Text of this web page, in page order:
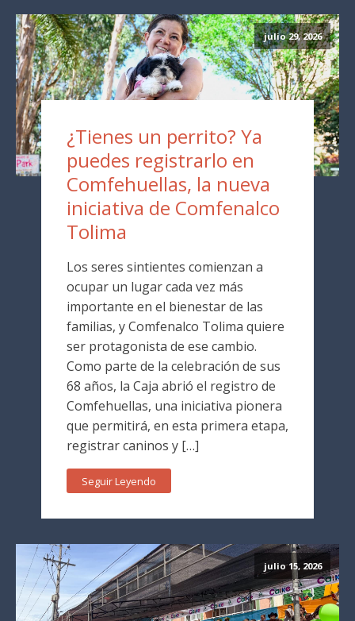
julio 29, 2026
¿Tienes un perrito? Ya
puedes registrarlo en
Comfehuellas, la nueva
iniciativa de Comfenalco
Tolima
Los seres sintientes comienzan a
ocupar un lugar cada vez más
importante en el bienestar de las
familias, y Comfenalco Tolima quiere
ser protagonista de ese cambio.
Como parte de la celebración de sus
68 años, la Caja abrió el registro de
Comfehuellas, una iniciativa pionera
que permitirá, en esta primera etapa,
registrar caninos y […]
Seguir Leyendo
julio 15, 2026